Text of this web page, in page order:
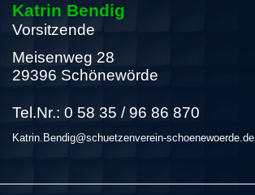
Katrin Bendig
Vorsitzende
Meisenweg 28
29396 Schönewörde
Tel.Nr.: 0 58 35 / 96 86 870
Katrin.Bendig@schuetzenverein-schoenewoerde.de